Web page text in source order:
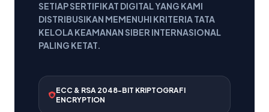
SETIAP SERTIFIKAT DIGITAL YANG KAMI
DISTRIBUSIKAN MEMENUHI KRITERIA TATA
KELOLA KEAMANAN SIBER INTERNASIONAL
PALING KETAT.
ECC & RSA 2048-BIT KRIPTOGRAFI
ENCRYPTION